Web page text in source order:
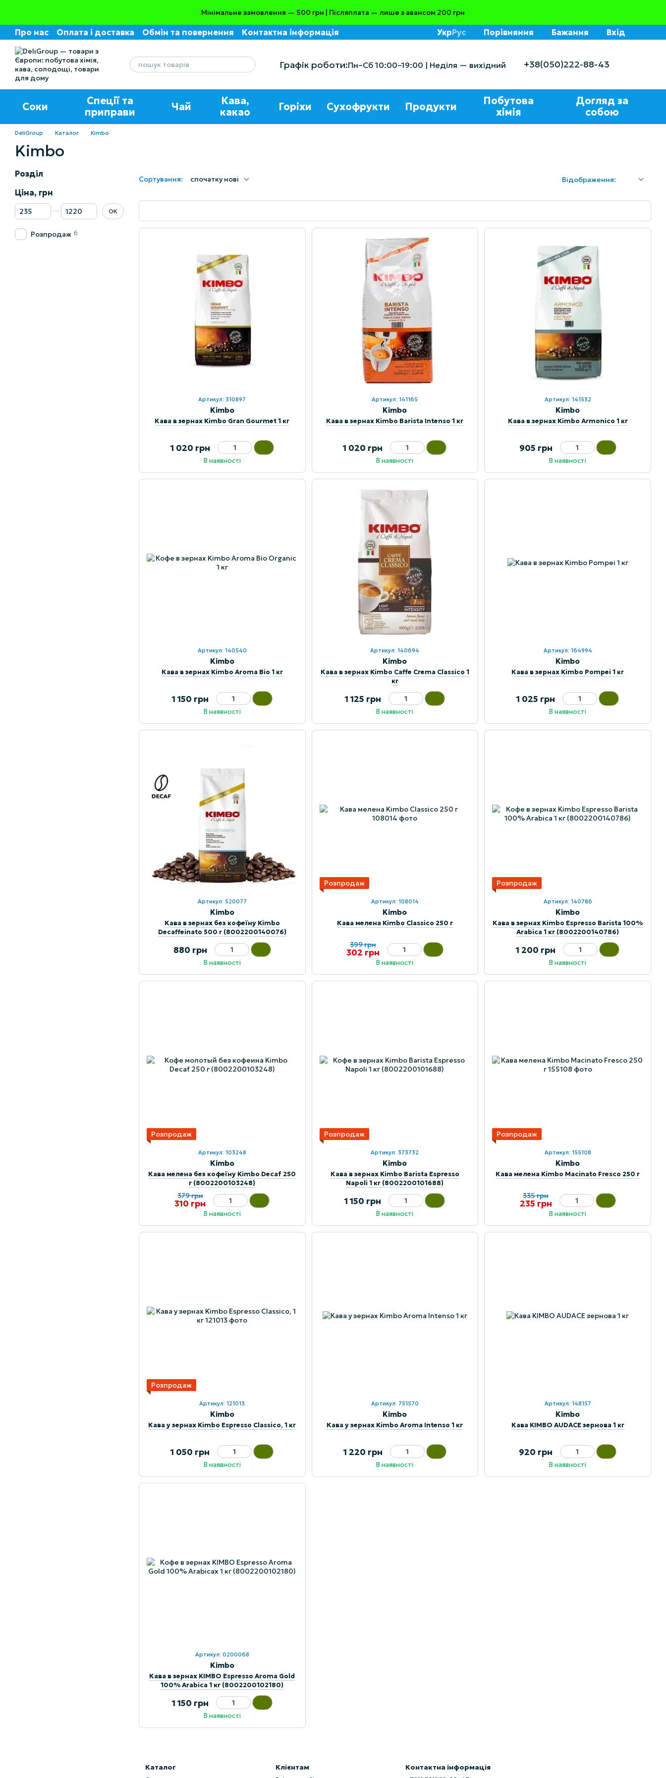
Мінімальне замовлення — 500 грн | Післяплата — лише з авансом 200 грн
Про нас Оплата і доставка Обмін та повернення
Контактна інформація
УкрРус Порівняння Бажання Вхід
Графік роботи:Пн–Сб 10:00–19:00 | Неділя — вихідний +38(050)222-88-43
Соки
Спеції та
приправи
Чай
Кава,
какао
Горіхи Сухофрукти Продукти
Побутова
хімія
Догляд за
собою
DeliGroup Каталог Kimbo
Kimbo
Сортування: спочатку нові Відображення:
Артикул: 310897
Kimbo
Кава в зернах Kimbo Gran Gourmet 1 кг
1 020 грн
В наявності
Артикул: 141165
Kimbo
Кава в зернах Kimbo Barista Intenso 1 кг
1 020 грн
В наявності
Артикул: 141532
Kimbo
Кава в зернах Kimbo Armonico 1 кг
905 грн
В наявності
Артикул: 140540
Kimbo
Кава в зернах Kimbo Aroma Bio 1 кг
1 150 грн
В наявності
Артикул: 140694
Kimbo
Кава в зернах Kimbo Caffe Crema Classico 1
кг
1 125 грн
В наявності
Артикул: 164994
Kimbo
Кава в зернах Kimbo Pompei 1 кг
1 025 грн
В наявності
Артикул: 520077
Kimbo
Кава в зернах без кофеїну Kimbo
Decaffeinato 500 г (8002200140076)
880 грн
В наявності
Розпродаж
Артикул: 108014
Kimbo
Кава мелена Kimbo Classico 250 г
399 грн
302 грн
В наявності
Розпродаж
Артикул: 140786
Kimbo
Кава в зернах Kimbo Espresso Barista 100%
Arabica 1 кг (8002200140786)
1 200 грн
В наявності
Розпродаж
Артикул: 103248
Kimbo
Кава мелена без кофеїну Kimbo Decaf 250
г (8002200103248)
379 грн
310 грн
В наявності
Розпродаж
Артикул: 373732
Kimbo
Кава в зернах Kimbo Barista Espresso
Napoli 1 кг (8002200101688)
1 150 грн
В наявності
Розпродаж
Артикул: 155108
Kimbo
Кава мелена Kimbo Macinato Fresco 250 г
335 грн
235 грн
В наявності
Розпродаж
Артикул: 121013
Kimbo
Кава у зернах Kimbo Espresso Classico, 1 кг
1 050 грн
В наявності
Артикул: 751570
Kimbo
Кава у зернах Kimbo Aroma Intenso 1 кг
1 220 грн
В наявності
Артикул: 148157
Kimbo
Кава KIMBO AUDACE зернова 1 кг
920 грн
В наявності
Артикул: 0200068
Kimbo
Кава в зернах KIMBO Espresso Aroma Gold
100% Arabica 1 кг (8002200102180)
1 150 грн
В наявності
Розділ
Ціна, грн
Від Ціна, грн
До Ціна, грн ОК
Розпродаж 6
Каталог Клієнтам Контактна інформація